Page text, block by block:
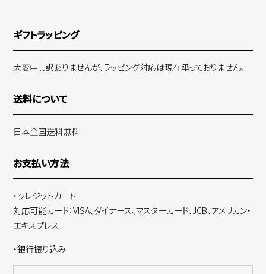
ギフトラッピング
大変申し訳ありませんが、ラッピング対応は現在承っておりません。
送料について
日本全国送料無料
お支払い方法
・クレジットカード
対応可能カード：VISA、ダイナース、マスターカード、JCB、アメリカン・
エキスプレス
・銀行振り込み